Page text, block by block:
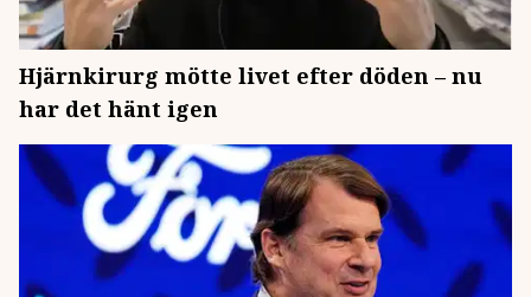
Hjärnkirurg mötte livet efter döden – nu
har det hänt igen